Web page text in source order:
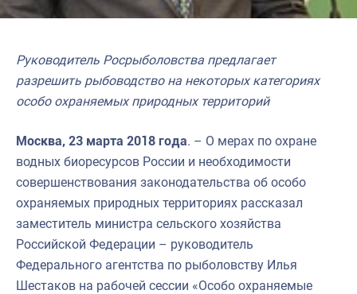
Руководитель Росрыболовства предлагает
разрешить рыбоводство на некоторых категориях
особо охраняемых природных территорий
Москва, 23 марта 2018 года. – О мерах по охране
водных биоресурсов России и необходимости
совершенствования законодательства об особо
охраняемых природных территориях рассказал
заместитель министра сельского хозяйства
Российской Федерации – руководитель
Федерального агентства по рыболовству Илья
Шестаков на рабочей сессии «Особо охраняемые